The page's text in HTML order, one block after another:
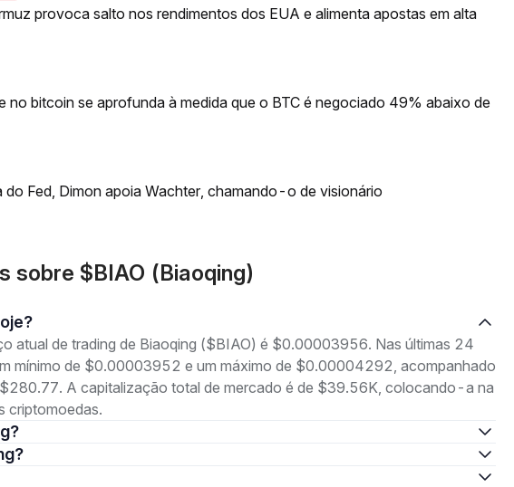
provoca salto nos rendimentos dos EUA e alimenta apostas em alta
no bitcoin se aprofunda à medida que o BTC é negociado 49% abaixo de
do Fed, Dimon apoia Wachter, chamando-o de visionário
sobre $BIAO (Biaoqing)
atual de trading de Biaoqing ($BIAO) é $0.00003956. Nas últimas 24
mínimo de $0.00003952 e um máximo de $0.00004292, acompanhado
A capitalização total de mercado é de $39.56K, colocando-a na
criptomoedas.